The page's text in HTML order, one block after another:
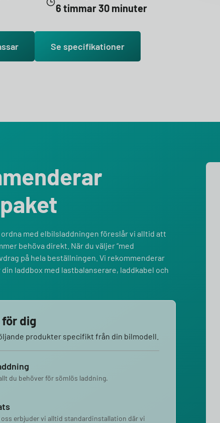
6 timmar 30 minuter
Se specifikationer
med elbilsladdningen föreslår vi alltid att
behöva direkt. När du väljer “med
på hela beställningen. Vi rekommenderar
laddbox med lastbalanserare, laddkabel och
dig
produkter specifikt från din bilmodell.
du behöver för sömlös laddning.
oss erbjuder vi alltid standardinstallation där vi